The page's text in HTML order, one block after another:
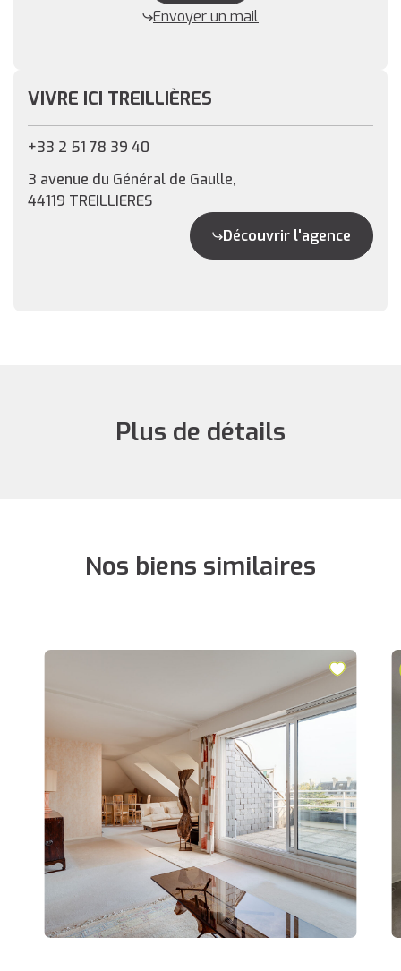
Envoyer un mail
VIVRE ICI TREILLIÈRES
+33 2 51 78 39 40
3 avenue du Général de Gaulle,
44119 TREILLIERES
Découvrir l'agence
Plus de détails
Nos biens similaires